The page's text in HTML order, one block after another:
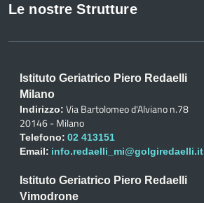
Le nostre Strutture
Istituto Geriatrico Piero Redaelli
Milano
Indirizzo: Via Bartolomeo d'Alviano n.78
20146 - Milano
Telefono: 02 413151
Email: info.redaelli_mi@golgiredaelli.it
Istituto Geriatrico Piero Redaelli
Vimodrone